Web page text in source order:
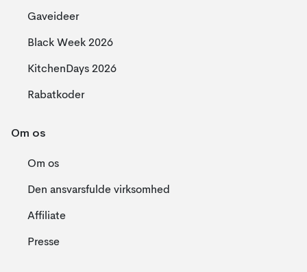
Gaveideer
Black Week 2026
KitchenDays 2026
Rabatkoder
Om os
Om os
Den ansvarsfulde virksomhed
Affiliate
Presse